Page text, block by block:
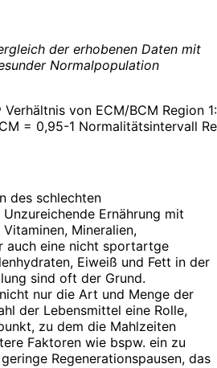
der erhobenen Daten mit
Normalpopulation
von ECM/BCM Region
= 0,95-1 Normalitätsintervall
des schlechten
Ernährung mit
Mineralien,
auch eine nicht sportartge
Eiweiß und Fett in der
sind oft der Grund.
nur die Art und Menge der
der Lebensmittel eine Rolle,
zu dem die Mahlzeiten
Faktoren wie bspw. ein zu
Regenerationspausen, das